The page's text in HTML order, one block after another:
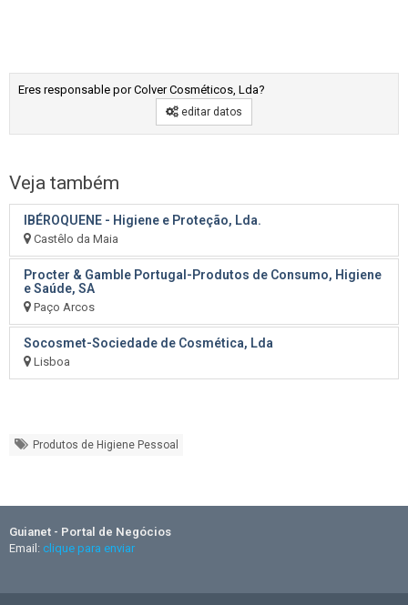
Eres responsable por Colver Cosméticos, Lda?
editar datos
Veja também
IBÉROQUENE - Higiene e Proteção, Lda.
Castêlo da Maia
Procter & Gamble Portugal-Produtos de Consumo, Higiene
e Saúde, SA
Paço Arcos
Socosmet-Sociedade de Cosmética, Lda
Lisboa
Produtos de Higiene Pessoal
Guianet - Portal de Negócios
Email: clique para enviar